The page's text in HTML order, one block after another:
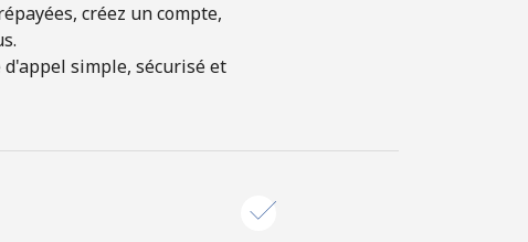
créez un compte,
simple, sécurisé et